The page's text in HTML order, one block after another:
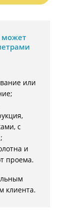
может
или
с
и
проема.
клиента.